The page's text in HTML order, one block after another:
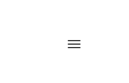
Toggle